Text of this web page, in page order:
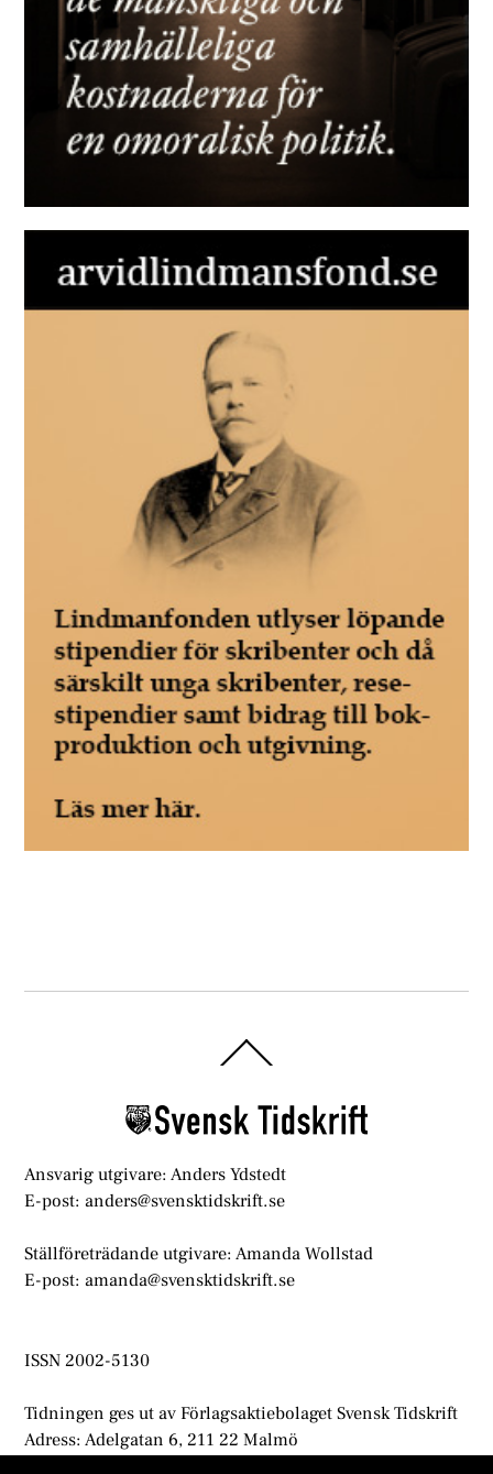
To
Ansvarig utgivare: Anders Ydstedt
E-post: anders@svensktidskrift.se
Ställföreträdande utgivare: Amanda Wollstad
E-post: amanda@svensktidskrift.se
ISSN 2002-5130
Tidningen ges ut av Förlagsaktiebolaget Svensk Tidskrift
Adress: Adelgatan 6, 211 22 Malmö